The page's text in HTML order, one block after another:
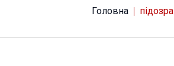
Головна підозра